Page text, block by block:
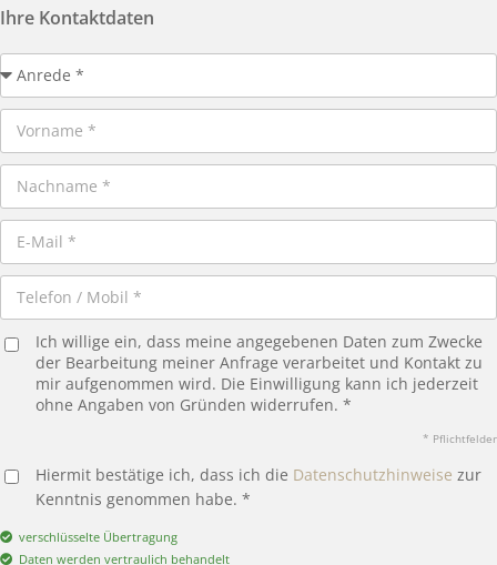
Ihre Kontaktdaten
Ich willige ein, dass meine angegebenen Daten zum Zwecke
der Bearbeitung meiner Anfrage verarbeitet und Kontakt zu
mir aufgenommen wird. Die Einwilligung kann ich jederzeit
ohne Angaben von Gründen widerrufen. *
* Pflichtfelder
Hiermit bestätige ich, dass ich die Datenschutzhinweise zur
Kenntnis genommen habe. *
verschlüsselte Übertragung
Daten werden vertraulich behandelt